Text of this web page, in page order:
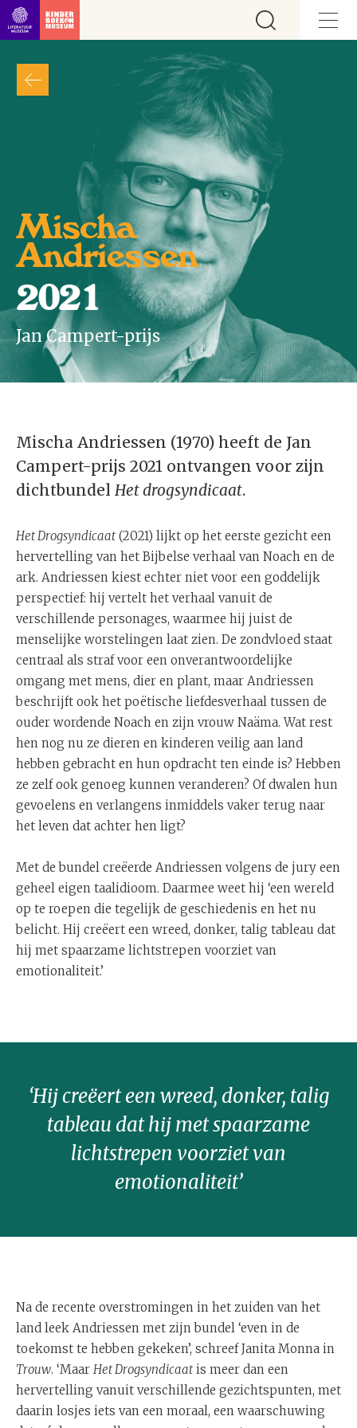
Ga direct naar inhoud
Mischa
Andriessen
2021
Jan Campert-prijs
Mischa Andriessen (1970) heeft de Jan
Campert-prijs 2021 ontvangen voor zijn
dichtbundel Het drogsyndicaat.
Het Drogsyndicaat (2021) lijkt op het eerste gezicht een
hervertelling van het Bijbelse verhaal van Noach en de
ark. Andriessen kiest echter niet voor een goddelijk
perspectief: hij vertelt het verhaal vanuit de
verschillende personages, waarmee hij juist de
menselijke worstelingen laat zien. De zondvloed staat
centraal als straf voor een onverantwoordelijke
omgang met mens, dier en plant, maar Andriessen
beschrijft ook het poëtische liefdesverhaal tussen de
ouder wordende Noach en zijn vrouw Naäma. Wat rest
hen nog nu ze dieren en kinderen veilig aan land
hebben gebracht en hun opdracht ten einde is? Hebben
ze zelf ook genoeg kunnen veranderen? Of dwalen hun
gevoelens en verlangens inmiddels vaker terug naar
het leven dat achter hen ligt?
Met de bundel creëerde Andriessen volgens de jury een
geheel eigen taalidioom. Daarmee weet hij ‘een wereld
op te roepen die tegelijk de geschiedenis en het nu
belicht. Hij creëert een wreed, donker, talig tableau dat
hij met spaarzame lichtstrepen voorziet van
emotionaliteit.’
‘Hij creëert een wreed, donker, talig
tableau dat hij met spaarzame
lichtstrepen voorziet van
emotionaliteit’
Na de recente overstromingen in het zuiden van het
land leek Andriessen met zijn bundel ‘even in de
toekomst te hebben gekeken’, schreef Janita Monna in
Trouw. ‘Maar Het Drogsyndicaat is meer dan een
hervertelling vanuit verschillende gezichtspunten, met
daarin losjes iets van een moraal, een waarschuwing